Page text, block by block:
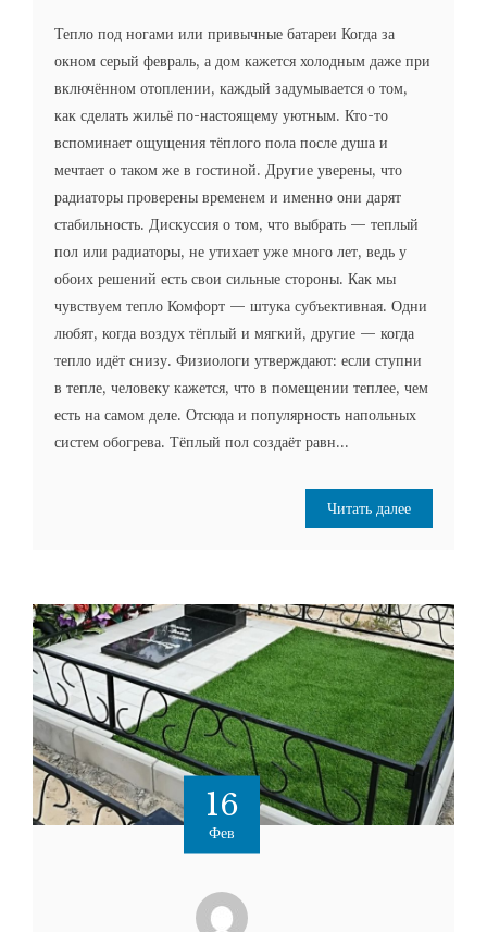
Тепло под ногами или привычные батареи Когда за
окном серый февраль, а дом кажется холодным даже при
включённом отоплении, каждый задумывается о том,
как сделать жильё по-настоящему уютным. Кто-то
вспоминает ощущения тёплого пола после душа и
мечтает о таком же в гостиной. Другие уверены, что
радиаторы проверены временем и именно они дарят
стабильность. Дискуссия о том, что выбрать — теплый
пол или радиаторы, не утихает уже много лет, ведь у
обоих решений есть свои сильные стороны. Как мы
чувствуем тепло Комфорт — штука субъективная. Одни
любят, когда воздух тёплый и мягкий, другие — когда
тепло идёт снизу. Физиологи утверждают: если ступни
в тепле, человеку кажется, что в помещении теплее, чем
есть на самом деле. Отсюда и популярность напольных
систем обогрева. Тёплый пол создаёт равн...
Читать далее
16
Фев